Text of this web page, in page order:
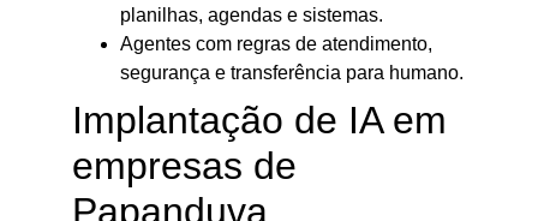
planilhas, agendas e sistemas.
Agentes com regras de atendimento,
segurança e transferência para humano.
Implantação de IA em
empresas de
Papanduva